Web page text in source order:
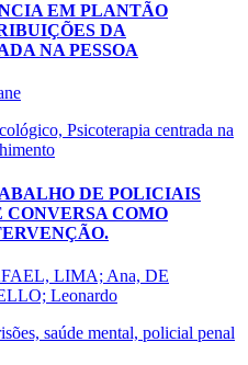
EM PLANTÃO
DA
NA PESSOA
Psicoterapia centrada na
DE POLICIAIS
CONVERSA COMO
LIMA; Ana, DE
Leonardo
saúde mental, policial penal